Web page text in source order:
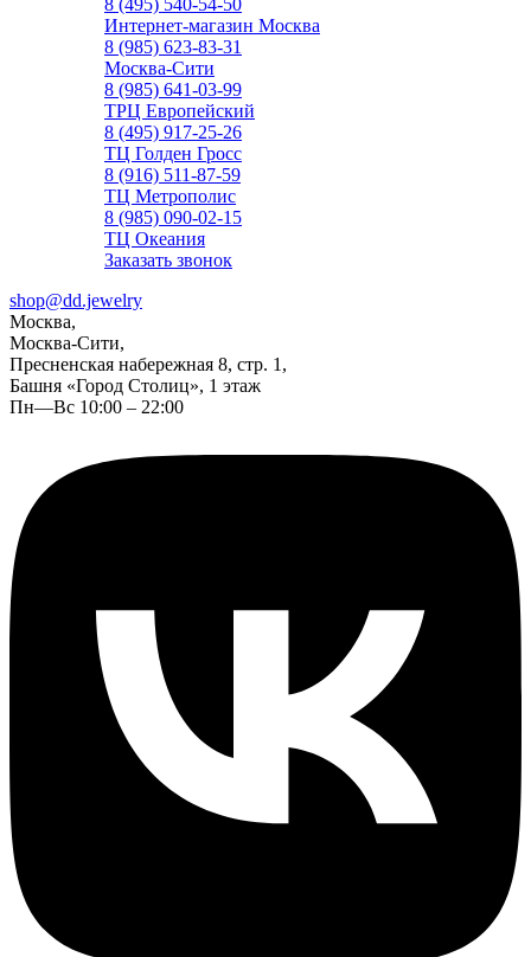
8 (495) 540-54-50
Интернет-магазин Москва
8 (985) 623-83-31
Москва-Сити
8 (985) 641-03-99
ТРЦ Европейский
8 (495) 917-25-26
ТЦ Голден Гросс
8 (916) 511-87-59
ТЦ Метрополис
8 (985) 090-02-15
ТЦ Океания
Заказать звонок
shop@dd.jewelry
Москва,
Москва-Сити,
Пресненская набережная 8, стр. 1,
Башня «Город Столиц», 1 этаж
Пн—Вс 10:00 – 22:00